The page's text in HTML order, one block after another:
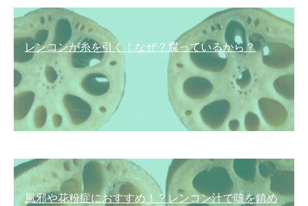
レンコンが糸を引く！なぜ？腐っているから？
風邪や花粉症におすすめ！？レンコン汁で咳を鎮め